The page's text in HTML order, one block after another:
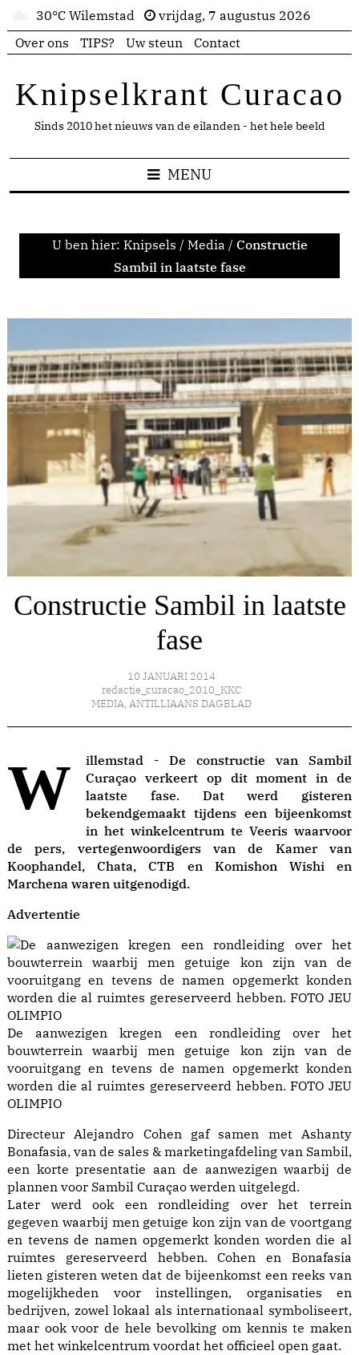
30°C Wilemstad
vrijdag, 7 augustus 2026
Over ons
TIPS? Uw steun Contact
Knipselkrant Curacao
Sinds 2010 het nieuws van de eilanden - het hele beeld
MENU
U ben hier: Knipsels / Media / Constructie
Sambil in laatste fase
Constructie Sambil in laatste
fase
10 JANUARI 2014
redactie_curacao_2010_KKC
MEDIA, ANTILLIAANS DAGBLAD
Willemstad - De constructie van Sambil
Curaçao verkeert op dit moment in de
laatste fase. Dat werd gisteren
bekendgemaakt tijdens een bijeenkomst
in het winkelcentrum te Veeris waarvoor
de pers, vertegenwoordigers van de Kamer van
Koophandel, Chata, CTB en Komishon Wishi en
Marchena waren uitgenodigd.
Advertentie
De aanwezigen kregen een rondleiding over het
bouwterrein waarbij men getuige kon zijn van de
vooruitgang en tevens de namen opgemerkt konden
worden die al ruimtes gereserveerd hebben. FOTO JEU
OLIMPIO
Directeur Alejandro Cohen gaf samen met Ashanty
Bonafasia, van de sales & marketingafdeling van Sambil,
een korte presentatie aan de aanwezigen waarbij de
plannen voor Sambil Curaçao werden uitgelegd.
Later werd ook een rondleiding over het terrein
gegeven waarbij men getuige kon zijn van de voortgang
en tevens de namen opgemerkt konden worden die al
ruimtes gereserveerd hebben. Cohen en Bonafasia
lieten gisteren weten dat de bijeenkomst een reeks van
mogelijkheden voor instellingen, organisaties en
bedrijven, zowel lokaal als internationaal symboliseert,
maar ook voor de hele bevolking om kennis te maken
met het winkelcentrum voordat het officieel open gaat.